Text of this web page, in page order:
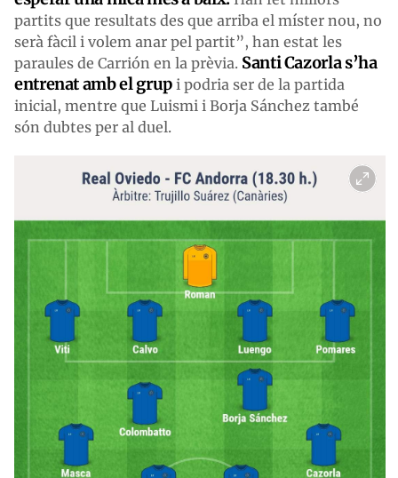
partits que resultats des que arriba el míster nou, no
serà fàcil i volem anar pel partit”, han estat les
paraules de Carrión en la prèvia. Santi Cazorla s’ha
entrenat amb el grupi podria ser de la partida
inicial, mentre que Luismi i Borja Sánchez també
són dubtes per al duel.